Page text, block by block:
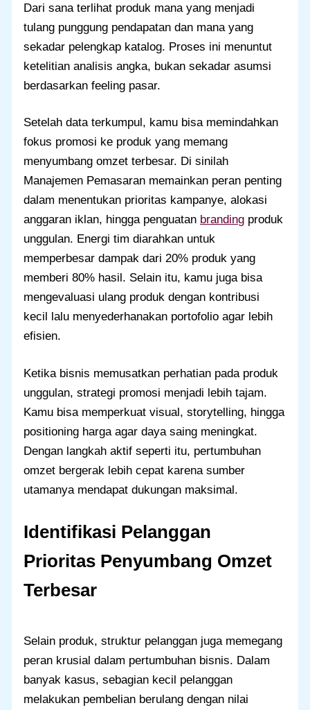
Dari sana terlihat produk mana yang menjadi
tulang punggung pendapatan dan mana yang
sekadar pelengkap katalog. Proses ini menuntut
ketelitian analisis angka, bukan sekadar asumsi
berdasarkan feeling pasar.
Setelah data terkumpul, kamu bisa memindahkan
fokus promosi ke produk yang memang
menyumbang omzet terbesar. Di sinilah
Manajemen Pemasaran memainkan peran penting
dalam menentukan prioritas kampanye, alokasi
anggaran iklan, hingga penguatan branding produk
unggulan. Energi tim diarahkan untuk
memperbesar dampak dari 20% produk yang
memberi 80% hasil. Selain itu, kamu juga bisa
mengevaluasi ulang produk dengan kontribusi
kecil lalu menyederhanakan portofolio agar lebih
efisien.
Ketika bisnis memusatkan perhatian pada produk
unggulan, strategi promosi menjadi lebih tajam.
Kamu bisa memperkuat visual, storytelling, hingga
positioning harga agar daya saing meningkat.
Dengan langkah aktif seperti itu, pertumbuhan
omzet bergerak lebih cepat karena sumber
utamanya mendapat dukungan maksimal.
Identifikasi Pelanggan
Prioritas Penyumbang Omzet
Terbesar
Selain produk, struktur pelanggan juga memegang
peran krusial dalam pertumbuhan bisnis. Dalam
banyak kasus, sebagian kecil pelanggan
melakukan pembelian berulang dengan nilai